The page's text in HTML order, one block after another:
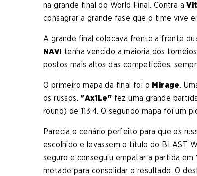
na grande final do World Final. Contra a
consagrar a grande fase que o time vive
A grande final colocava frente a frente
NAVI tenha vencido a maioria dos
postos mais altos das competições,
O primeiro mapa da final foi o Mirage.
os russos. "Ax1Le" fez uma grande
round) de 113.4. O segundo mapa foi um
Parecia o cenário perfeito para que os
escolhido e levassem o título do BLAST
seguro e conseguiu empatar a partida em
metade para consolidar o resultado. O